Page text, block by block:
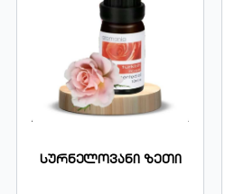
Სურნელოვანი Ზეთი